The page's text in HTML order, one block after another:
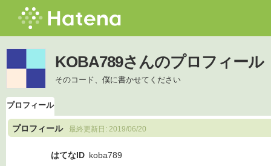
KOBA789さんのプロフィール
そのコード、僕に書かせてください
プロフィール
プロフィール 最終更新日: 2019/06/20
はてなID koba789